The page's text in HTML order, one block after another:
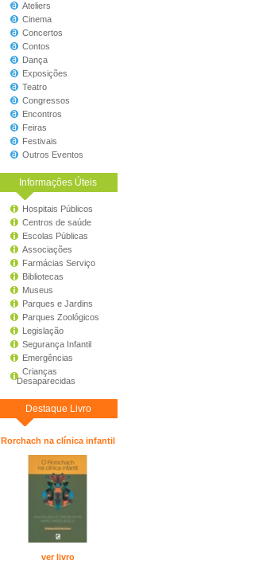
Ateliers
Cinema
Concertos
Contos
Dança
Exposições
Teatro
Congressos
Encontros
Feiras
Festivais
Outros Eventos
Informações Úteis
Hospitais Públicos
Centros de saúde
Escolas Públicas
Associações
Farmácias Serviço
Bibliotecas
Museus
Parques e Jardins
Parques Zoológicos
Legislação
Segurança Infantil
Emergências
Crianças
Desaparecidas
Destaque Livro
Rorchach na clínica infantil
ver livro